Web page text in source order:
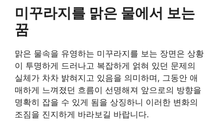
미꾸라지를 맑은 물에서 보는
꿈
맑은 물속을 유영하는 미꾸라지를 보는 장면은 상황
이 투명하게 드러나고 복잡하게 얽혀 있던 문제의
실체가 차차 밝혀지고 있음을 의미하며, 그동안 애
매하게 느껴졌던 흐름이 선명해져 앞으로의 방향을
명확히 잡을 수 있게 됨을 상징하니 이러한 변화의
조짐을 진지하게 바라보길 바랍니다.